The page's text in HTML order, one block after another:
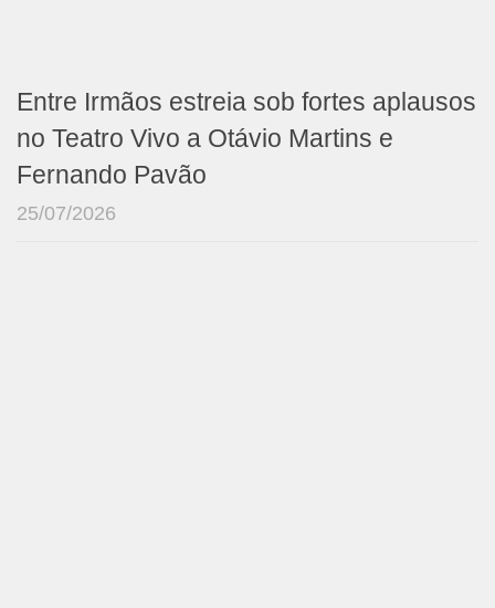
Entre Irmãos estreia sob fortes aplausos
no Teatro Vivo a Otávio Martins e
Fernando Pavão
25/07/2026